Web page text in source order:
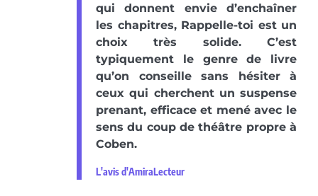
qui donnent envie d’enchaîner
les chapitres, Rappelle-toi est un
choix très solide. C’est
typiquement le genre de livre
qu’on conseille sans hésiter à
ceux qui cherchent un suspense
prenant, efficace et mené avec le
sens du coup de théâtre propre à
Coben.
L'avis d'AmiraLecteur